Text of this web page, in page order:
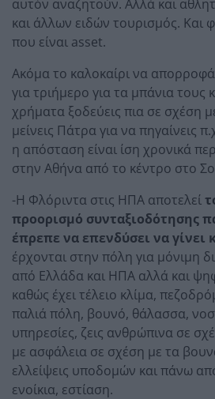
αυτόν αναζητούν. Aλλά και
και άλλων ειδών τουρισμός. Και
που είναι asset.
Ακόμα το καλοκαίρι να απορροφά
για τριήμερο για τα μπάνια τους
χρήματα ξοδεύεις πια σε σχέση
μείνεις Πάτρα για να πηγαίνεις
η απόσταση είναι ίση χρονικά
στην Αθήνα από το κέντρο στο
-Η Φλόριντα στις ΗΠΑ αποτελεί
προορισμό συνταξιοδότησης
έπρεπε να επενδύσει να γίνει
έρχονται στην πόλη για μόνιμη
από Ελλάδα και ΗΠΑ αλλά και
καθώς έχει τέλειο κλίμα,
παλιά πόλη, βουνό, θάλασσα,
υπηρεσίες, ζεις ανθρώπινα σε
με ασφάλεια σε σχέση με τα
ελλείψεις υποδομών και πάνω
ενοίκια, εστίαση.